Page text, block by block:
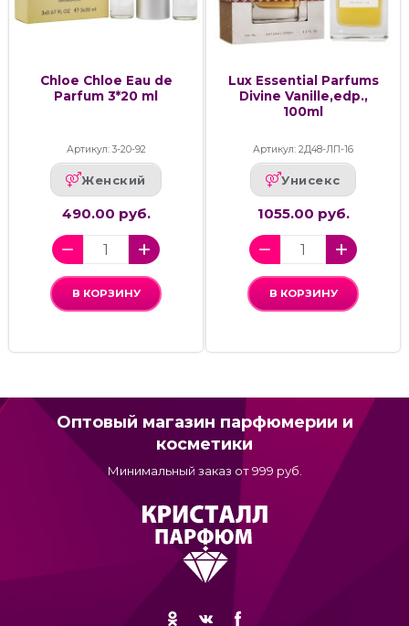
Chloe Chloe Eau de
Parfum 3*20 ml
Артикул: 3-20-92
Женский
490.00 руб.
В КОРЗИНУ
Lux Essential Parfums
Divine Vanille,edp.,
100ml
Артикул: 2Д48-ЛП-16
Унисекс
1055.00 руб.
В КОРЗИНУ
Оптовый магазин парфюмерии и
косметики
Минимальный заказ от 999 руб.